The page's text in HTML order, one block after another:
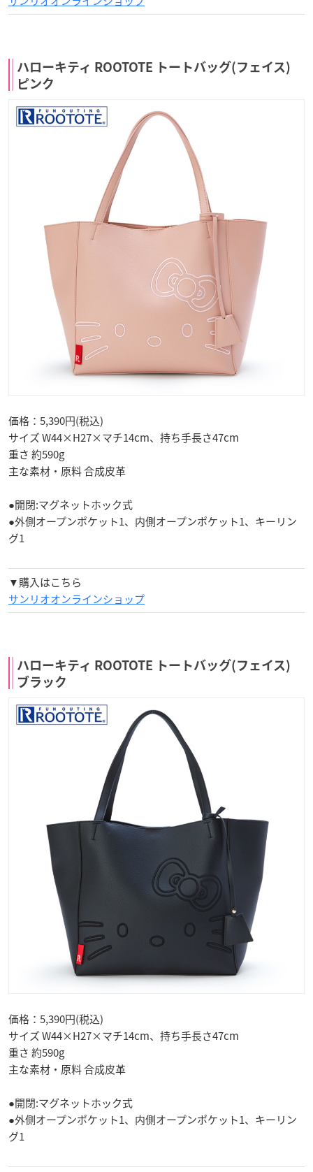
ハローキティ ROOTOTE トートバッグ(フェイス)
ピンク
価格：5,390円(税込)
サイズ W44×H27×マチ14cm、持ち手長さ47cm
重さ 約590g
主な素材・原料 合成皮革
●開閉:マグネットホック式
●外側オープンポケット1、内側オープンポケット1、キーリン
グ1
▼購入はこちら
サンリオオンラインショップ
ハローキティ ROOTOTE トートバッグ(フェイス)
ブラック
価格：5,390円(税込)
サイズ W44×H27×マチ14cm、持ち手長さ47cm
重さ 約590g
主な素材・原料 合成皮革
●開閉:マグネットホック式
●外側オープンポケット1、内側オープンポケット1、キーリン
グ1